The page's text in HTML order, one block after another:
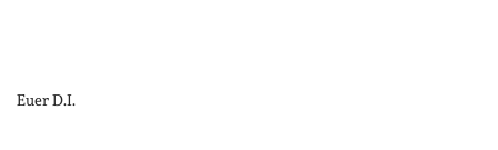
Euer D.I.